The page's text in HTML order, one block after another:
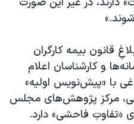
قانون بیمه کارگران
و کارشناسان اعلام
با «پیش‌نویس اولیه»
مرکز پژوهش‌های مجلس
«تفاوتِ فاحشی» دارد.